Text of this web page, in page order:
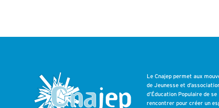
Le Cnajep permet aux
de Jeunesse et
d’Éducation Populaire de se
rencontrer pour créer un